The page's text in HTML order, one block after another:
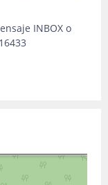
INBOX o